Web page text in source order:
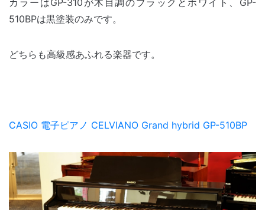
カラーはGP-310が木目調のブラックとホワイト、GP-
510BPは黒塗装のみです。
どちらも高級感あふれる楽器です。
CASIO 電子ピアノ CELVIANO Grand hybrid GP-510BP